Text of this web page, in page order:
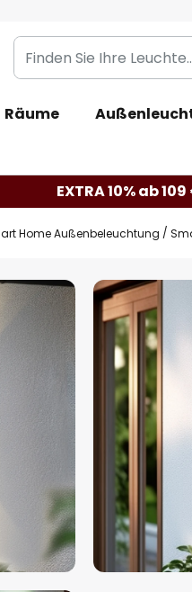
Finden
Sie
Leuchte...
Räume
EXTRA 10% ab
Home Außenbeleuchtung